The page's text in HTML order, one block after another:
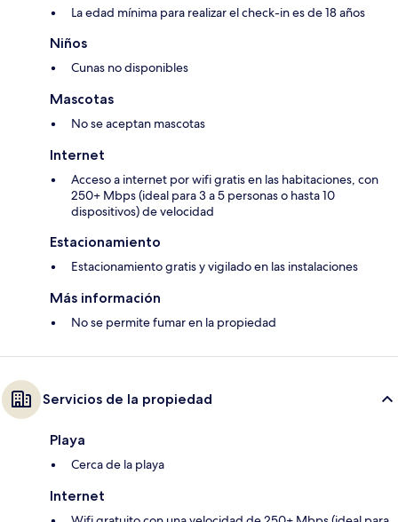
La edad mínima para realizar el check-in es de 18 años
Niños
Cunas no disponibles
Mascotas
No se aceptan mascotas
Internet
Acceso a internet por wifi gratis en las habitaciones, con
250+ Mbps (ideal para 3 a 5 personas o hasta 10
dispositivos) de velocidad
Estacionamiento
Estacionamiento gratis y vigilado en las instalaciones
Más información
No se permite fumar en la propiedad
Servicios de la propiedad
Playa
Cerca de la playa
Internet